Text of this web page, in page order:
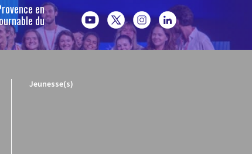
en
du
Jeunesse(s)